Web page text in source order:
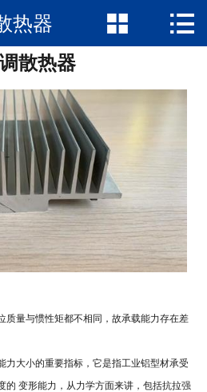
网站首页
新闻动态
荣誉证书
产品检测
企业优势
热器  
散热器
质量与惯性矩都不相同，故承载能力存在差
力大小的重要指标，它是指工业铝型材承受
的 变形能力，从力学方面来讲，包括抗拉强